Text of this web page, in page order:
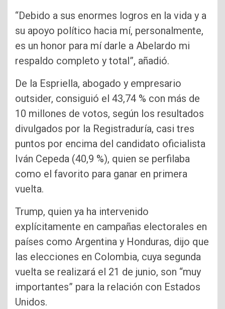
“Debido a sus enormes logros en la vida y a
su apoyo político hacia mí, personalmente,
es un honor para mí darle a Abelardo mi
respaldo completo y total”, añadió.
De la Espriella, abogado y empresario
outsider, consiguió el 43,74 % con más de
10 millones de votos, según los resultados
divulgados por la Registraduría, casi tres
puntos por encima del candidato oficialista
Iván Cepeda (40,9 %), quien se perfilaba
como el favorito para ganar en primera
vuelta.
Trump, quien ya ha intervenido
explícitamente en campañas electorales en
países como Argentina y Honduras, dijo que
las elecciones en Colombia, cuya segunda
vuelta se realizará el 21 de junio, son “muy
importantes” para la relación con Estados
Unidos.